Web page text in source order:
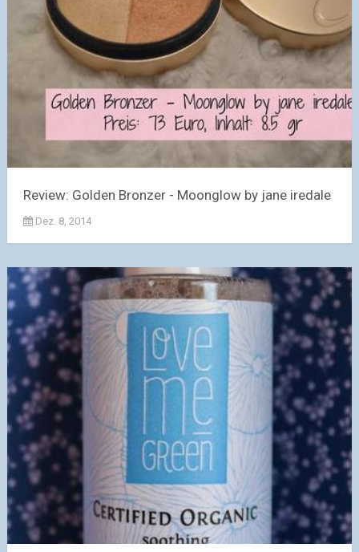
Review: Golden Bronzer - Moonglow by jane iredale
Dez. 8, 2014